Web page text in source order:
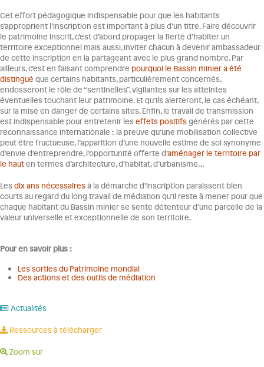
Cet effort pédagogique indispensable pour que les habitants
s’approprient l’inscription est important à plus d’un titre. Faire découvrir
le patrimoine inscrit, c’est d’abord propager la fierté d’habiter un
territoire exceptionnel mais aussi, inviter chacun à devenir ambassadeur
de cette inscription en la partageant avec le plus grand nombre. Par
ailleurs, c’est en faisant comprendre pourquoi le Bassin minier a été
distingué que certains habitants, particulièrement concernés,
endosseront le rôle de “sentinelles”, vigilantes sur les atteintes
éventuelles touchant leur patrimoine. Et qu’ils alerteront, le cas échéant,
sur la mise en danger de certains sites. Enfin, le travail de transmission
est indispensable pour entretenir leseffets positifsgénérés par cette
reconnaissance internationale : la preuve qu’une mobilisation collective
peut être fructueuse, l’apparition d’une nouvelle estime de soi synonyme
d’envie d’entreprendre, l’opportunité offerte d’aménager le territoire par
le hauten termes d’architecture, d’habitat, d’urbanisme…
Lesdix ans nécessairesà la démarche d’inscription paraissent bien
courts au regard du long travail de médiation qu’il reste à mener pour que
chaque habitant du Bassin minier se sente détenteur d’une parcelle de la
valeur universelle et exceptionnelle de son territoire.
Pour en savoir plus :
Les sorties du Patrimoine mondial
Des actions et des outils de médiation
Actualités
Ressources à télécharger
Zoom sur